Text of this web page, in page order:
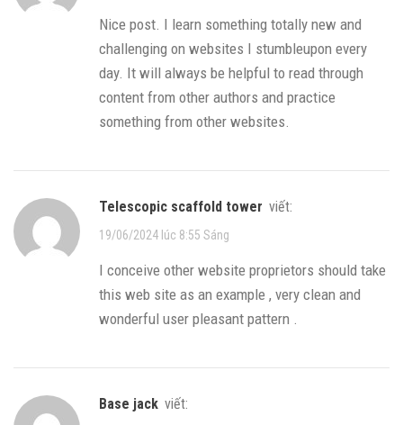
Nice post. I learn something totally new and
challenging on websites I stumbleupon every
day. It will always be helpful to read through
content from other authors and practice
something from other websites.
telescopic scaffold tower viết:
19/06/2024 lúc 8:55 Sáng
I conceive other website proprietors should take
this web site as an example , very clean and
wonderful user pleasant pattern .
base jack viết: